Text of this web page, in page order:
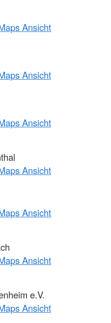
Ansicht
Ansicht
Ansicht
Ansicht
Ansicht
Ansicht
e.V.
Ansicht